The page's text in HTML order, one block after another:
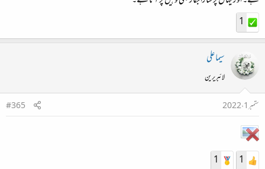
1
سیما علی
لائبریرین
ستمبر 1، 2022
#365
1
1